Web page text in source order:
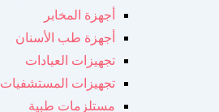
أجهزة المخابر
أجهزة طب الأسنان
تجهيزات العيادات
تجهيزات المستشفيات
مستلزمات طبية